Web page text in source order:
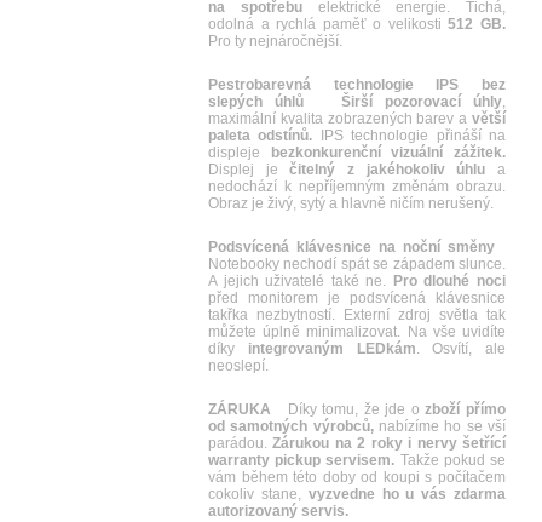
na spotřebuelektrické energie. Tichá,
odolná a rychlá paměť o velikosti512 GB.
Pro ty nejnáročnější.
Pestrobarevná technologie IPS bez
slepých úhlů
Širší pozorovací úhly,
maximální kvalita zobrazených barev a větší
paleta odstínů. IPS technologie přináší na
displeje
bezkonkurenční vizuální zážitek.
Displej ječitelný z jakéhokoliv úhlu a
nedochází k nepříjemným změnám obrazu.
Obraz je živý, sytý a hlavně ničím nerušený.
Podsvícená klávesnice na noční směny
Notebooky nechodí spát se západem slunce.
A jejich uživatelé také ne.
Pro dlouhé noci
před monitorem je podsvícená klávesnice
takřka nezbytností. Externí zdroj světla tak
můžete úplně minimalizovat. Na vše uvidíte
díky integrovaným LEDkám. Osvítí, ale
neoslepí.
ZÁRUKA Díky tomu, že jde ozboží přímo
od samotných výrobců,nabízíme ho se vší
parádou.Zárukou na 2 roky i nervy šetřící
warranty pickup servisem. Takže pokud se
vám během této doby od koupi s počítačem
cokoliv stane, vyzvedne ho u vás zdarma
autorizovaný servis.